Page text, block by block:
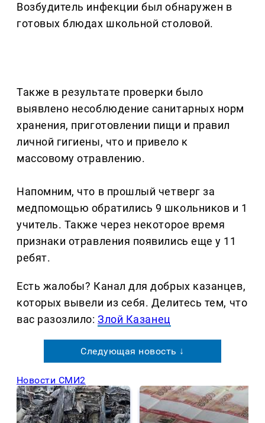
Возбудитель инфекции был обнаружен в
готовых блюдах школьной столовой.
Также в результате проверки было
выявлено несоблюдение санитарных норм
хранения, приготовлении пищи и правил
личной гигиены, что и привело к
массовому отравлению.
Напомним, что в прошлый четверг за
медпомощью обратились 9 школьников и 1
учитель. Также через некоторое время
признаки отравления появились еще у 11
ребят.
Есть жалобы? Канал для добрых казанцев,
которых вывели из себя. Делитеcь тем, что
вас разозлило:Злой Казанец
Следующая новость ↓
Новости СМИ2